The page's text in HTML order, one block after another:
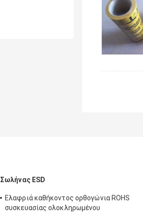
Σωλήνας ESD
Ελαφριά καθήκοντος ορθογώνια ROHS
συσκευασίας ολοκληρωμένου